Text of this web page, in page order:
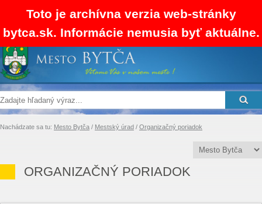
Toto je archívna verzia web-stránky
bytca.sk. Informácie nemusia byť aktuálne.
RSS Mapa stránok Kontakty SK EN
Nachádzate sa tu: Mesto Bytča / Mestský úrad / Organizačný poriadok
ORGANIZAČNÝ PORIADOK